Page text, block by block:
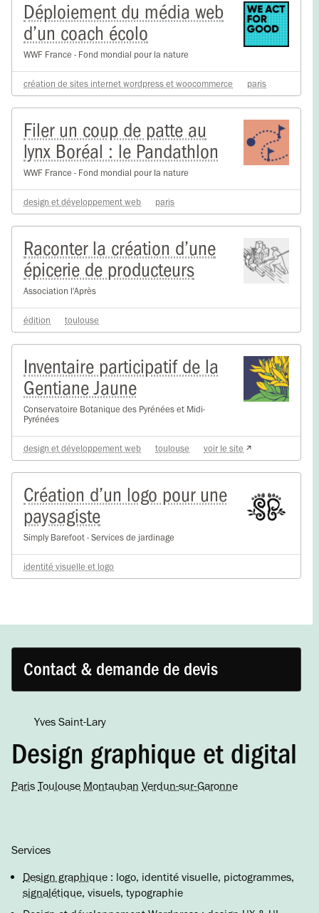
Déploiement du média web
d’un coach écolo
WWF France - Fond mondial pour la nature
création de sites internet wordpress et woocommerce paris
Filer un coup de patte au
lynx Boréal : le Pandathlon
WWF France - Fond mondial pour la nature
design et développement web paris
Raconter la création d’une
épicerie de producteurs
Association l'Après
édition toulouse
Inventaire participatif de la
Gentiane Jaune
Conservatoire Botanique des Pyrénées et Midi-
Pyrénées
design et développement web toulouse voir le site
Création d’un logo pour une
paysagiste
Simply Barefoot - Services de jardinage
identité visuelle et logo
Contact & demande de devis
Yves Saint-Lary
Design graphique et digital
Paris Toulouse Montauban Verdun-sur-Garonne
Services
Design graphique : logo, identité visuelle, pictogrammes,
signalétique, visuels, typographie